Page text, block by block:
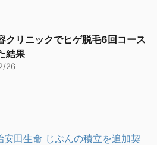
クリニックでヒゲ脱毛6回コース
結果
26
安田生命 じぶんの積立を追加契